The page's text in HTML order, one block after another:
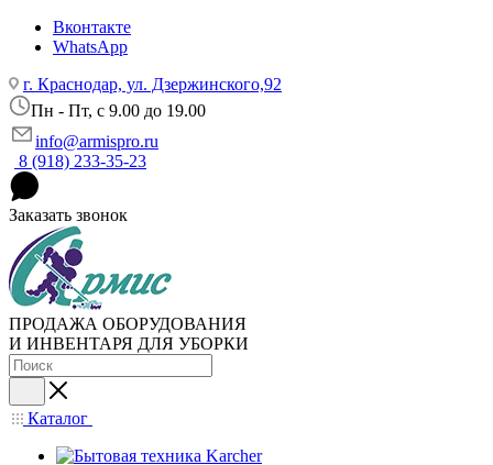
Вконтакте
WhatsApp
г. Краснодар, ул. Дзержинского,92
Пн - Пт, c 9.00 до 19.00
info@armispro.ru
8 (918) 233-35-23
Заказать звонок
ПРОДАЖА ОБОРУДОВАНИЯ
И ИНВЕНТАРЯ ДЛЯ УБОРКИ
Каталог